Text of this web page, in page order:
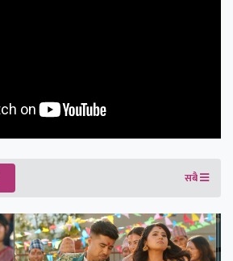
सबै